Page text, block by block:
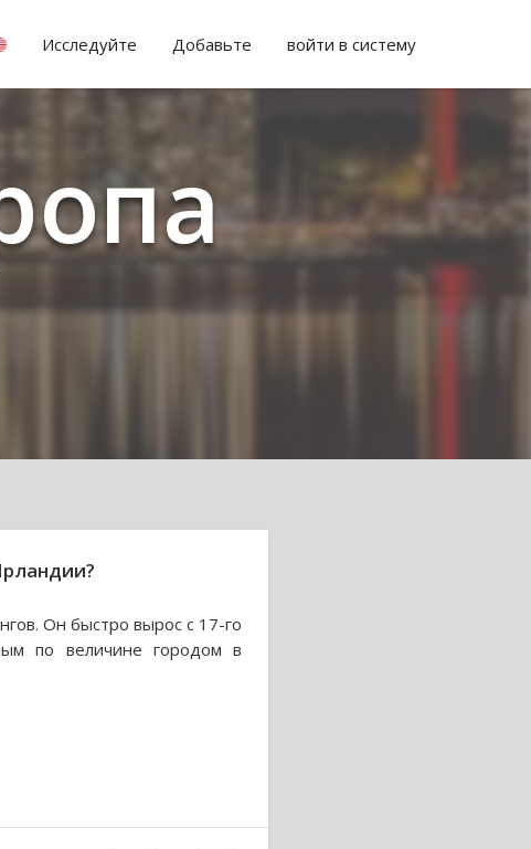
Исследуйте Добавьте войти в систему
Он быстро вырос с 17-го
по величине городом в